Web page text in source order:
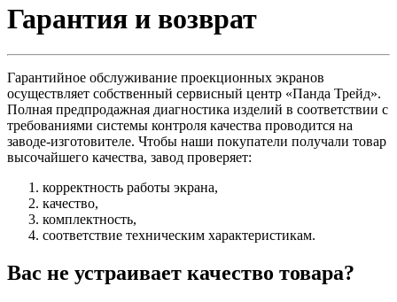
Гарантия и возврат
Гарантийное обслуживание проекционных экранов
осуществляет собственный сервисный центр «Панда Трейд».
Полная предпродажная диагностика изделий в соответствии с
требованиями системы контроля качества проводится на
заводе-изготовителе. Чтобы наши покупатели получали товар
высочайшего качества, завод проверяет:
корректность работы экрана,
качество,
комплектность,
соответствие техническим характеристикам.
Вас не устраивает качество товара?